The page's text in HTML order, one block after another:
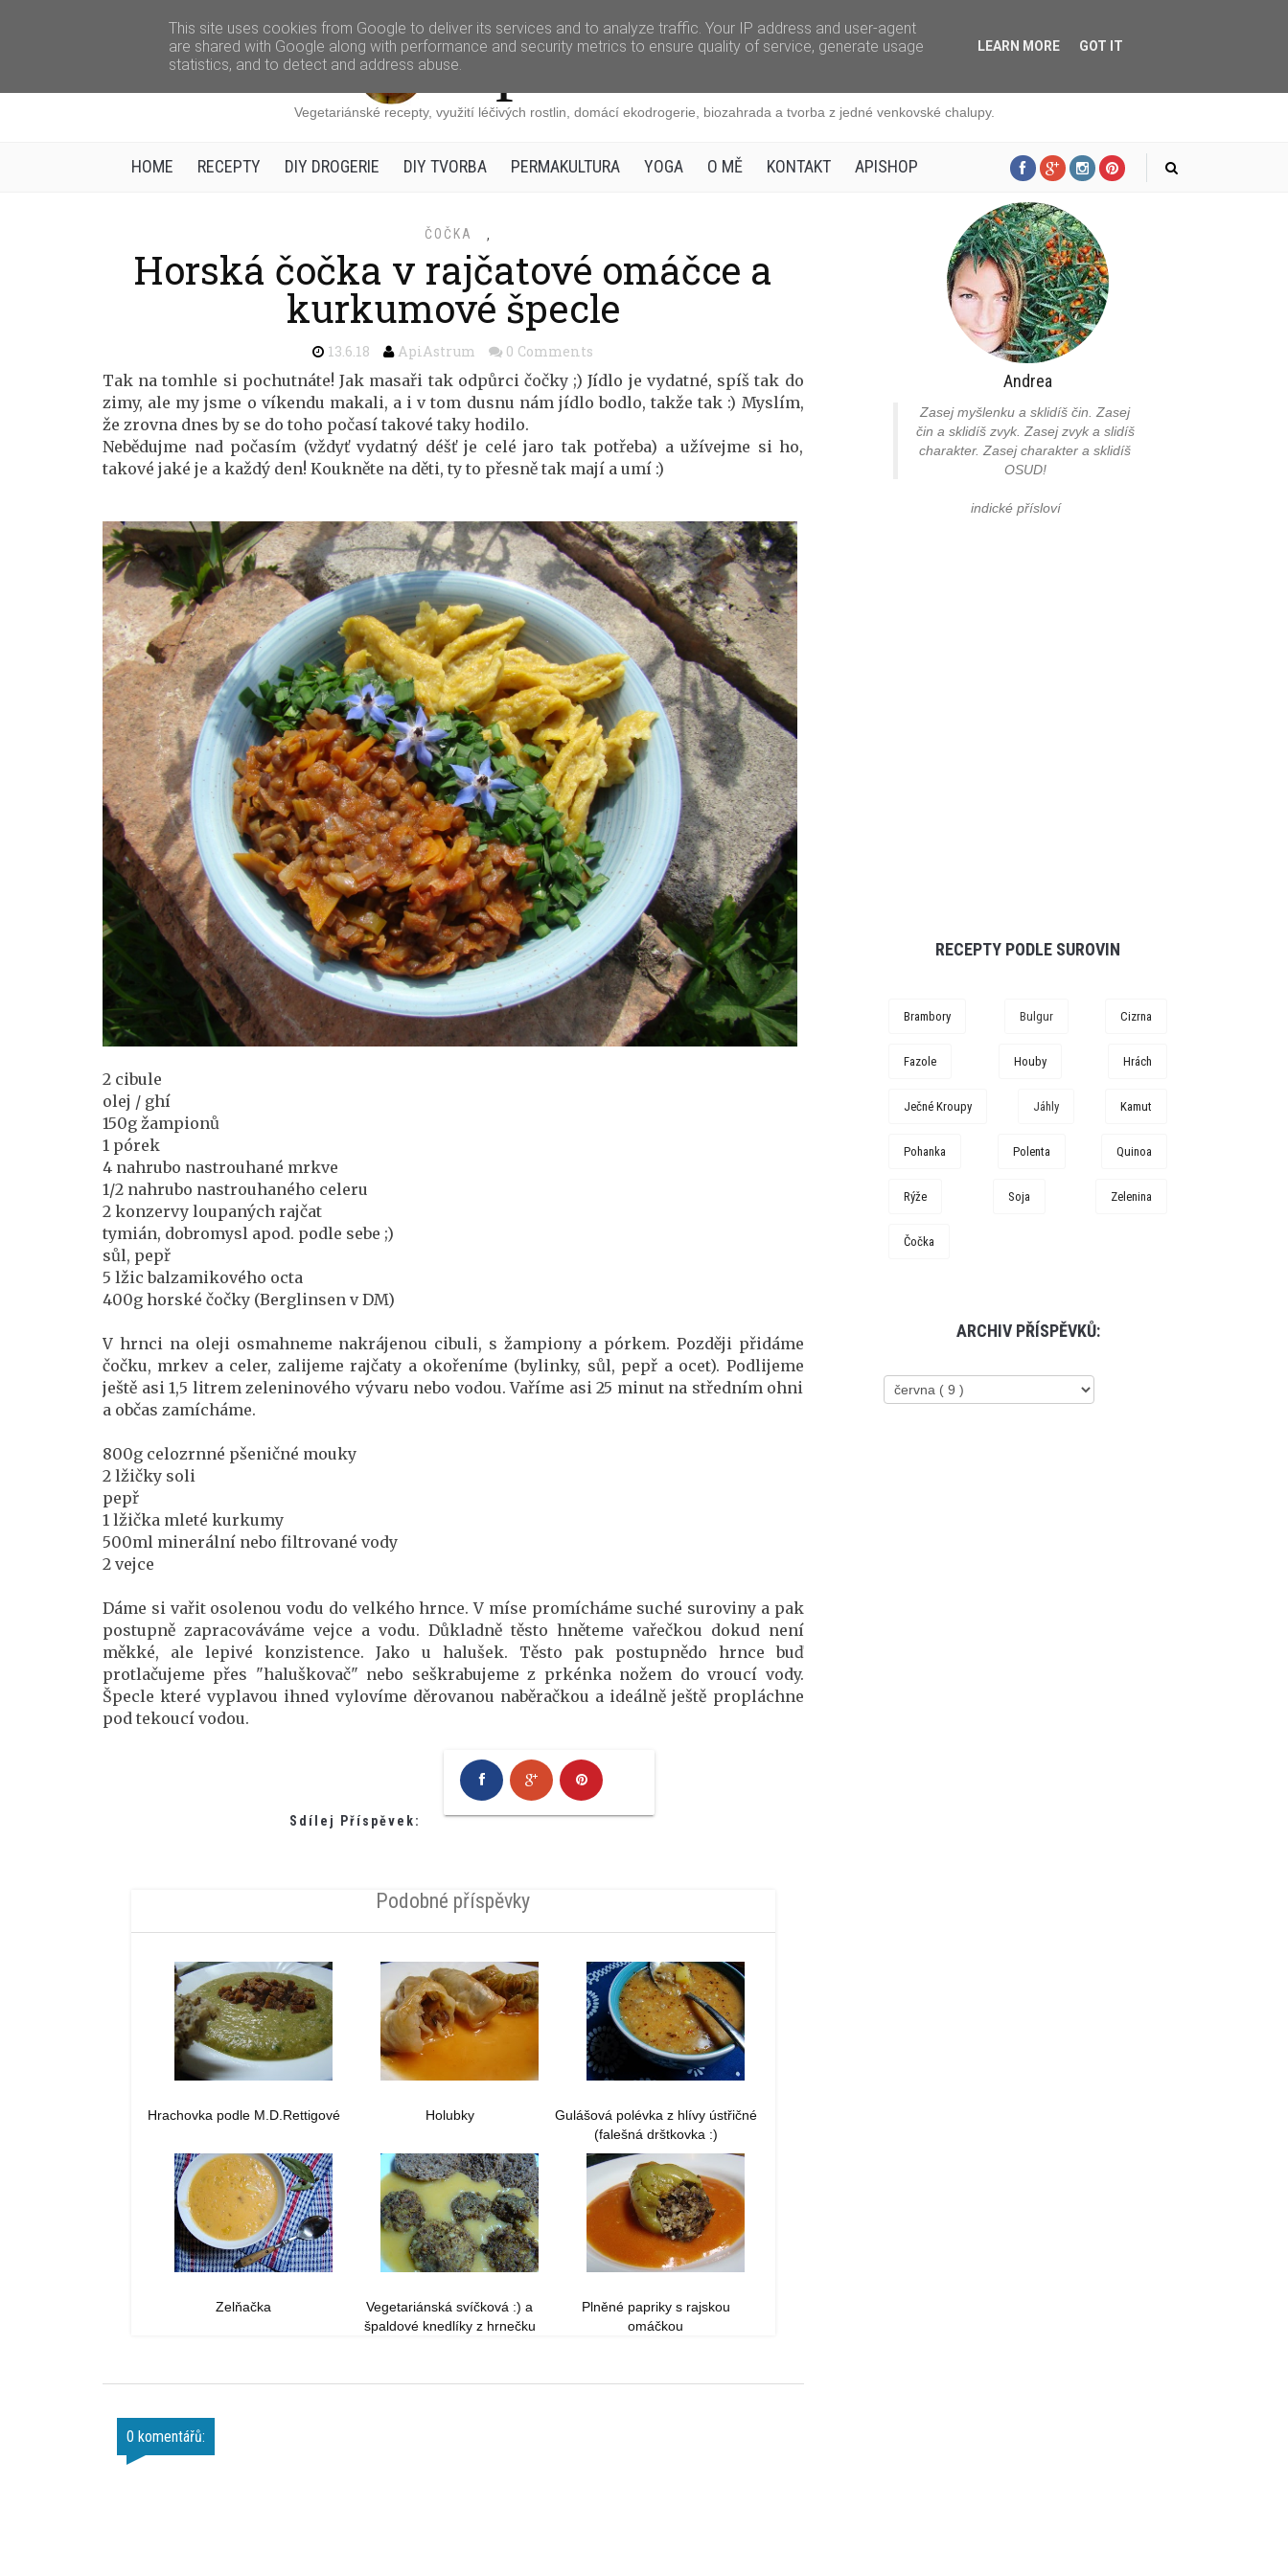
Apiastrum.cz
Vegetariánské recepty, využití léčivých rostlin, domácí ekodrogerie, biozahrada a tvorba z jedné venkovské chalupy.
HOME RECEPTY DIY DROGERIE DIY TVORBA PERMAKULTURA YOGA O MĚ KONTAKT APISHOP
ČOČKA ,
Horská čočka v rajčatové omáčce a
kurkumové špecle
13.6.18 ApiAstrum 0 Comments
Tak na tomhle si pochutnáte! Jak masaři tak odpůrci čočky ;) Jídlo je vydatné, spíš tak do
zimy, ale my jsme o víkendu makali, a i v tom dusnu nám jídlo bodlo, takže tak :) Myslím,
že zrovna dnes by se do toho počasí takové taky hodilo.
Nebědujme nad počasím (vždyť vydatný déšť je celé jaro tak potřeba) a užívejme si ho,
takové jaké je a každý den! Koukněte na děti, ty to přesně tak mají a umí :)
2 cibule
olej / ghí
150g žampionů
1 pórek
4 nahrubo nastrouhané mrkve
1/2 nahrubo nastrouhaného celeru
2 konzervy loupaných rajčat
tymián, dobromysl apod. podle sebe ;)
sůl, pepř
5 lžic balzamikového octa
400g horské čočky (Berglinsen v DM)
V hrnci na oleji osmahneme nakrájenou cibuli, s žampiony a pórkem. Později přidáme
čočku, mrkev a celer, zalijeme rajčaty a okořeníme (bylinky, sůl, pepř a ocet). Podlijeme
ještě asi 1,5 litrem zeleninového vývaru nebo vodou. Vaříme asi 25 minut na středním ohni
a občas zamícháme.
800g celozrnné pšeničné mouky
2 lžičky soli
pepř
1 lžička mleté kurkumy
500ml minerální nebo filtrované vody
2 vejce
Dáme si vařit osolenou vodu do velkého hrnce. V míse promícháme suché suroviny a pak
postupně zapracováváme vejce a vodu. Důkladně těsto hněteme vařečkou dokud není
měkké, ale lepivé konzistence. Jako u halušek. Těsto pak postupnědo hrnce buď
protlačujeme přes "haluškovač" nebo seškrabujeme z prkénka nožem do vroucí vody.
Špecle které vyplavou ihned vylovíme děrovanou naběračkou a ideálně ještě propláchne
pod tekoucí vodou.
Sdílej Příspěvek:
Podobné příspěvky
Hrachovka podle M.D.Rettigové Holubky
Gulášová polévka z hlívy ústřičné
(falešná drštkovka :)
Zelňačka
Vegetariánská svíčková :) a
špaldové knedlíky z hrnečku
Plněné papriky s rajskou
omáčkou
0 komentářů:
Andrea
Zasej myšlenku a sklidíš čin. Zasej
čin a sklidíš zvyk. Zasej zvyk a slidíš
charakter. Zasej charakter a sklidíš
OSUD!
indické přísloví
RECEPTY PODLE SUROVIN
Brambory Bulgur Cizrna
Fazole Houby Hrách
Ječné Kroupy Jáhly Kamut
Pohanka Polenta Quinoa
Rýže Soja Zelenina
Čočka
ARCHIV PŘÍSPĚVKŮ:
This site uses cookies from Google to deliver its services and to analyze traffic. Your IP address and user-agent
are shared with Google along with performance and security metrics to ensure quality of service, generate usage
statistics, and to detect and address abuse.
LEARN MORE GOT IT